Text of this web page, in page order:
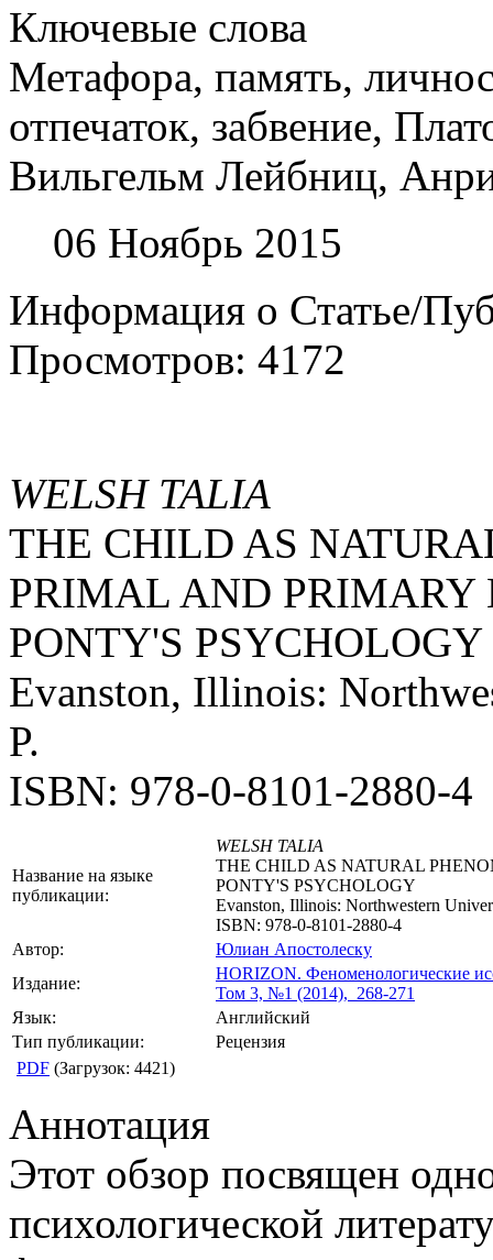
Ключевые слова
Метафора, память,
отпечаток, забвение,
Вильгельм Лейбниц,
06 Ноябрь 2015
Информация о Статье/
Просмотров: 4172
WELSH TALIA
THE CHILD AS
PRIMAL AND PRIMARY
PONTY'S PSYCHOLOGY
Evanston, Illinois:
P.
ISBN: 978-0-8101-2880-4
Название на языке
публикации:
WELSH TALIA
THE CHILD AS NATURAL
PONTY'S PSYCHOLOGY
Evanston, Illinois: Northwestern
ISBN: 978-0-8101-2880-4
Автор:
Юлиан Апостолеску
Издание:
HORIZON. Феноменологические
Том 3, №1 (2014), 268-271
Язык:
Английский
Тип публикации:
Рецензия
PDF (Загрузок: 4421)
Аннотация
Этот обзор посвящен
психологической